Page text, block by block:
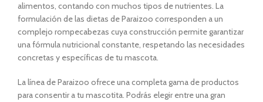
alimentos, contando con muchos tipos de nutrientes. La
formulación de las dietas deParaizoo corresponden a un
complejo rompecabezas cuya construcción permite garantizar
una fórmula nutricional constante, respetando las necesidades
concretas y específicas detu mascota.
La línea deParaizoo ofrece una completa gama de productos
para consentir a tu mascotita. Podrás elegir entre una gran